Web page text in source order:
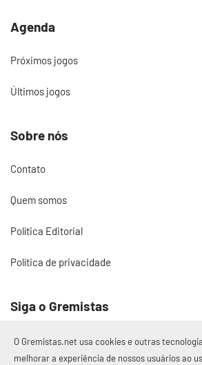
Agenda
Próximos jogos
Últimos jogos
Sobre nós
Contato
Quem somos
Política Editorial
Política de privacidade
Siga o Gremistas
O Gremistas.net usa cookies e outras
melhorar a experiência de nossos usuários ao